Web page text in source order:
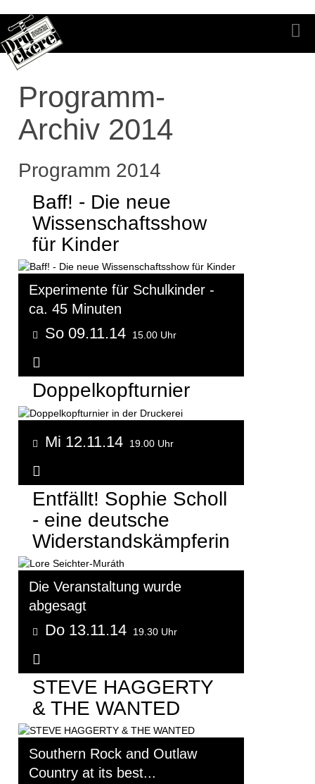
Programm-
Archiv 2014
Programm 2014
Baff! - Die neue
Wissenschaftsshow
für Kinder
Experimente für Schulkinder -
ca. 45 Minuten
So 09.11.14 15.00 Uhr
Doppelkopfturnier
Mi 12.11.14 19.00 Uhr
Entfällt! Sophie Scholl
- eine deutsche
Widerstandskämpferin
Die Veranstaltung wurde
abgesagt
Do 13.11.14 19.30 Uhr
STEVE HAGGERTY
& THE WANTED
Southern Rock and Outlaw
Country at its best...